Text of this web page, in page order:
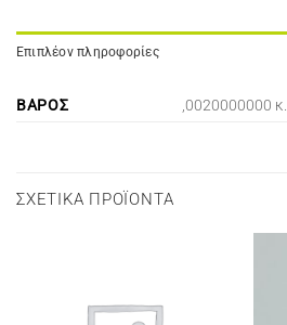
Επιπλέον πληροφορίες
ΒΆΡΟΣ ,0020000000 κ.
ΣΧΕΤΙΚΆ ΠΡΟΪΌΝΤΑ